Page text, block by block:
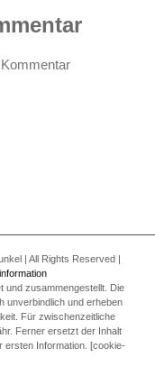
| All Rights Reserved |
und zusammengestellt. Die
unverbindlich und erheben
Für zwischenzeitliche
Ferner ersetzt der Inhalt
ersten Information. [cookie-